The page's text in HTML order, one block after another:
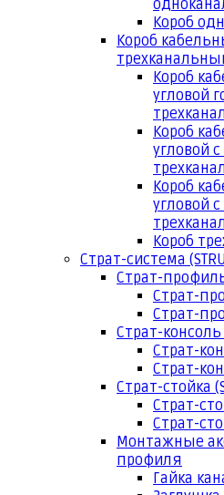
Короб
Короб
Короб
угловой
Короб
угловой
Короб
угловой
Короб
Страт-система
Страт-
Страт-
Страт-
Страт-консоль
Страт-
Страт-
Страт-стойка
Страт-
Страт-
Монтажные
профиля
Гайка